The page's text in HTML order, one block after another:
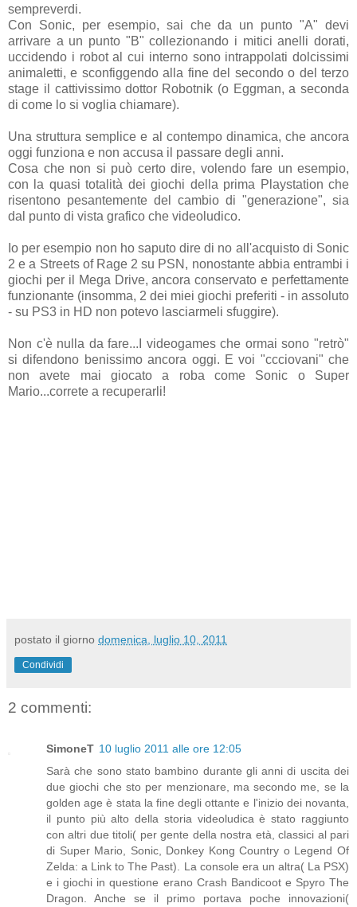
sempreverdi.
Con Sonic, per esempio, sai che da un punto "A" devi
arrivare a un punto "B" collezionando i mitici anelli dorati,
uccidendo i robot al cui interno sono intrappolati dolcissimi
animaletti, e sconfiggendo alla fine del secondo o del terzo
stage il cattivissimo dottor Robotnik (o Eggman, a seconda
di come lo si voglia chiamare).
Una struttura semplice e al contempo dinamica, che ancora
oggi funziona e non accusa il passare degli anni.
Cosa che non si può certo dire, volendo fare un esempio,
con la quasi totalità dei giochi della prima Playstation che
risentono pesantemente del cambio di "generazione", sia
dal punto di vista grafico che videoludico.
Io per esempio non ho saputo dire di no all'acquisto di Sonic
2 e a Streets of Rage 2 su PSN, nonostante abbia entrambi i
giochi per il Mega Drive, ancora conservato e perfettamente
funzionante (insomma, 2 dei miei giochi preferiti - in assoluto
- su PS3 in HD non potevo lasciarmeli sfuggire).
Non c'è nulla da fare...I videogames che ormai sono "retrò"
si difendono benissimo ancora oggi. E voi "ccciovani" che
non avete mai giocato a roba come Sonic o Super
Mario...correte a recuperarli!
postato il giorno domenica, luglio 10, 2011
Condividi
2 commenti:
SimoneT 10 luglio 2011 alle ore 12:05
Sarà che sono stato bambino durante gli anni di uscita dei
due giochi che sto per menzionare, ma secondo me, se la
golden age è stata la fine degli ottante e l'inizio dei novanta,
il punto più alto della storia videoludica è stato raggiunto
con altri due titoli( per gente della nostra età, classici al pari
di Super Mario, Sonic, Donkey Kong Country o Legend Of
Zelda: a Link to The Past). La console era un altra( La PSX)
e i giochi in questione erano Crash Bandicoot e Spyro The
Dragon. Anche se il primo portava poche innovazioni(